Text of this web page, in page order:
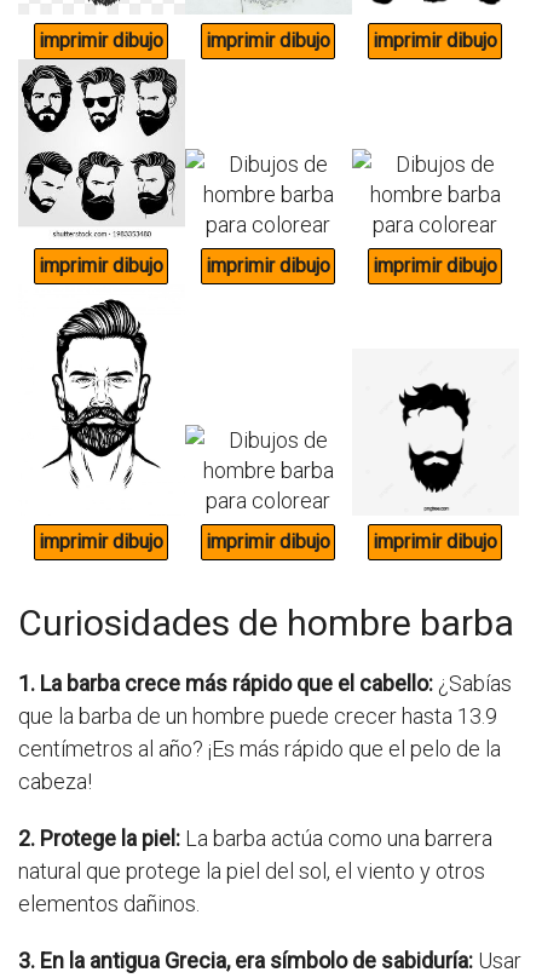
Curiosidades de hombre barba
1. La barba crece más rápido que el cabello: ¿Sabías
que la barba de un hombre puede crecer hasta 13.9
centímetros al año? ¡Es más rápido que el pelo de la
cabeza!
2. Protege la piel: La barba actúa como una barrera
natural que protege la piel del sol, el viento y otros
elementos dañinos.
3. En la antigua Grecia, era símbolo de sabiduría: Usar